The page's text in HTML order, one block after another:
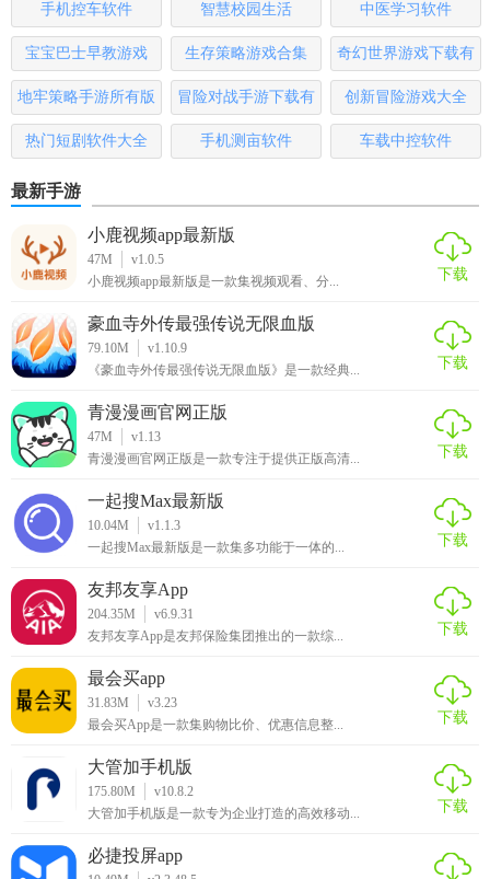
【tsks韩剧社最新版优势】
1. 丰富的资源库：拥有庞大的韩剧资源库，满足用户的各种
追剧需求。
2. 流畅的播放体验：采用先进的播放技术，确保用户能够流
3. 便捷的互动平台：内置社交功能，让用户能够与其他剧迷
互动交流，分享观剧心得。
4. 个性化的设置：支持自定义播放界面、调整播放速度等个
性化设置，提升用户的观看体验。
5. 安全稳定：采用严格的数据加密和安全措施，保护用户的
【tsks韩剧社最新版推荐】
如果你是一位韩剧迷，那么tsks韩剧社最新版绝对是你不可错
过的追剧神器。它提供了丰富的韩剧资源、实时更新、高清
画质以及便捷的互动平台，让你轻松享受追剧的乐趣。
手机控车软件 智慧校园生活 中医学习软件
宝宝巴士早教游戏 生存策略游戏合集
奇幻世界游戏下载有
哪些
地牢策略手游所有版
本
冒险对战手游下载有
哪些
创新冒险游戏大全
热门短剧软件大全 手机测亩软件 车载中控软件
最新手游
小鹿视频app最新版
47M
v1.0.5
小鹿视频app最新版是一款集视频观看、分...
下载
豪血寺外传最强传说无限血版
79.10M
v1.10.9
《豪血寺外传最强传说无限血版》是一款经典...
下载
青漫漫画官网正版
47M
v1.13
青漫漫画官网正版是一款专注于提供正版高清...
下载
一起搜Max最新版
10.04M
v1.1.3
一起搜Max最新版是一款集多功能于一体的...
下载
友邦友享App
204.35M
v6.9.31
友邦友享App是友邦保险集团推出的一款综...
下载
最会买app
31.83M
v3.23
最会买App是一款集购物比价、优惠信息整...
下载
大管加手机版
175.80M
v10.8.2
大管加手机版是一款专为企业打造的高效移动...
下载
必捷投屏app